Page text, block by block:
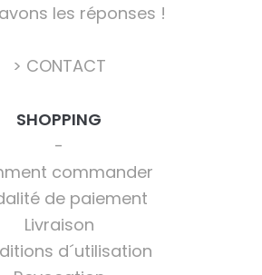
les réponses !
> CONTACT
SHOPPING
commander
de paiement
Livraison
d´utilisation